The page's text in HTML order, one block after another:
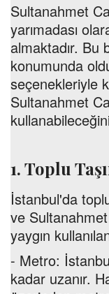
Sultanahmet
yarımadası
almaktadır. Bu
konumunda
seçenekleriyle
Sultanahmet
1. Toplu
İstanbul'da
ve
yaygın
- Metro:
kadar uzanır.